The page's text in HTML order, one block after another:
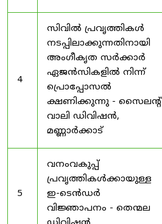
4
സിവിൽ പ്രവൃത്തികൾ
നടപ്പിലാക്കുന്നതിനായി
അംഗീകൃത സർക്കാർ
ഏജൻസികളിൽ നിന്ന്
പ്രൊപ്പോസൽ
ക്ഷണിക്കുന്നു - സൈലന്റ്
വാലി ഡിവിഷൻ,
മണ്ണാർക്കാട്
5
വനംവകുപ്പ്
പ്രവൃത്തികൾക്കായുള്ള
ഇ-ടെൻഡർ
വിജ്ഞാപനം - തെന്മല